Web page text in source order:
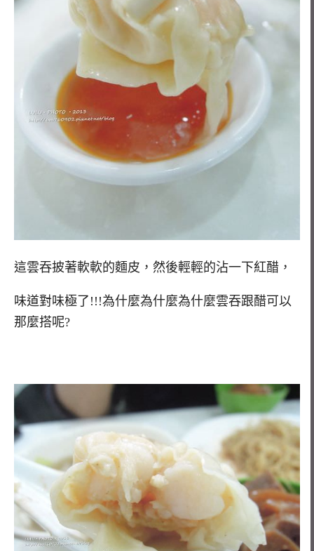
這雲吞披著軟軟的麵皮，然後輕輕的沾一下紅醋，
味道對味極了!!!為什麼為什麼為什麼雲吞跟醋可以
那麼搭呢?